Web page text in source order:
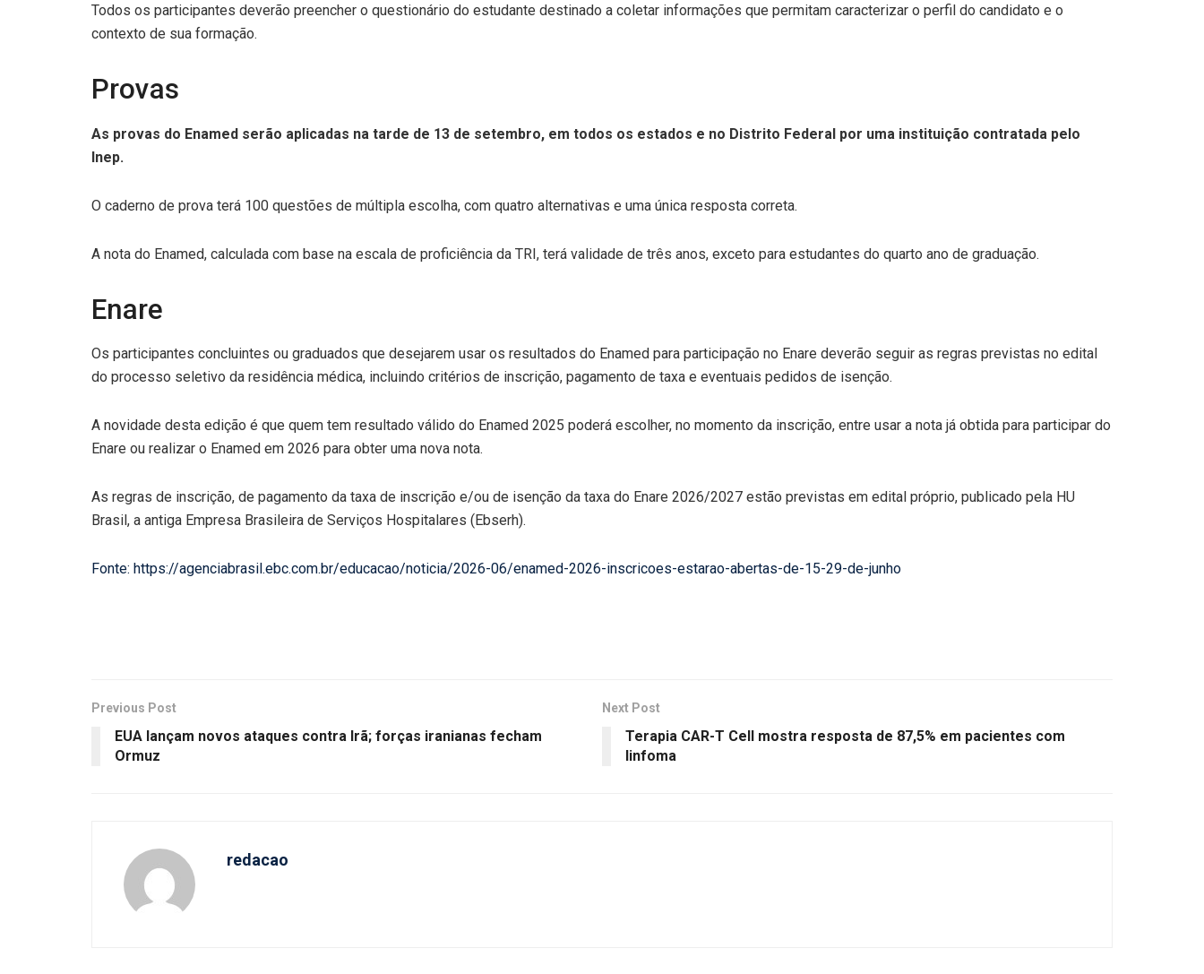
Todos os participantes deverão preencher o questionário do estudante destinado a coletar informações que permitam caracterizar o perfil do candidato e o
contexto de sua formação.
Provas
As provas do Enamed serão aplicadas na tarde de 13 de setembro, em todos os estados e no Distrito Federal por uma instituição contratada pelo
Inep.
O caderno de prova terá 100 questões de múltipla escolha, com quatro alternativas e uma única resposta correta.
A nota do Enamed, calculada com base na escala de proficiência da TRI, terá validade de três anos, exceto para estudantes do quarto ano de graduação.
Enare
Os participantes concluintes ou graduados que desejarem usar os resultados do Enamed para participação no Enare deverão seguir as regras previstas no edital
do processo seletivo da residência médica, incluindo critérios de inscrição, pagamento de taxa e eventuais pedidos de isenção.
A novidade desta edição é que quem tem resultado válido do Enamed 2025 poderá escolher, no momento da inscrição, entre usar a nota já obtida para participar do
Enare ou realizar o Enamed em 2026 para obter uma nova nota.
As regras de inscrição, de pagamento da taxa de inscrição e/ou de isenção da taxa do Enare 2026/2027 estão previstas em edital próprio, publicado pela HU
Brasil, a antiga Empresa Brasileira de Serviços Hospitalares (Ebserh).
Fonte: https://agenciabrasil.ebc.com.br/educacao/noticia/2026-06/enamed-2026-inscricoes-estarao-abertas-de-15-29-de-junho
Previous Post
EUA lançam novos ataques contra Irã; forças iranianas fecham
Ormuz
Next Post
Terapia CAR-T Cell mostra resposta de 87,5% em pacientes com
linfoma
redacao